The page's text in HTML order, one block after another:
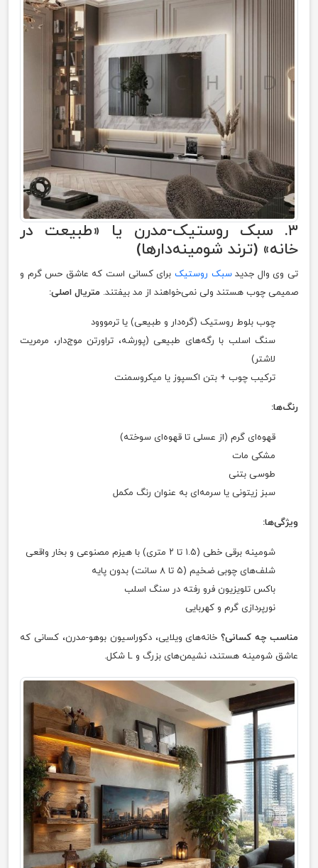
۳. سبک روستیک-مدرن یا «طبیعت در
خانه» (ترند شومینه‌دارها)
تی وی وال جدیدسبک روستیک برای کسانی است که عاشق حس گرم و
صمیمی چوب هستند ولی نمی‌خواهند از مد بیفتند. متریال اصلی:
چوب بلوط روستیک (گره‌دار و طبیعی) یا ترمووود
سنگ اسلب با رگه‌های طبیعی (پورشه، تراورتن موج‌دار، مرمریت
لاشتر)
ترکیب چوب + بتن اکسپوز یا میکروسمنت
رنگ‌ها:
قهوه‌ای گرم (از عسلی تا قهوه‌ای سوخته)
مشکی مات
طوسی بتنی
سبز زیتونی یا سرمه‌ای به عنوان رنگ مکمل
ویژگی‌ها:
شومینه برقی خطی (۱.۵ تا ۲ متری) با هیزم مصنوعی و بخار واقعی
شلف‌های چوبی ضخیم (۵ تا ۸ سانت) بدون پایه
باکس تلویزیون فرو رفته در سنگ اسلب
نورپردازی گرم و کهربایی
مناسب چه کسانی؟خانه‌های ویلایی، دکوراسیون بوهو-مدرن، کسانی که
عاشق شومینه هستند، نشیمن‌های بزرگ و L شکل.